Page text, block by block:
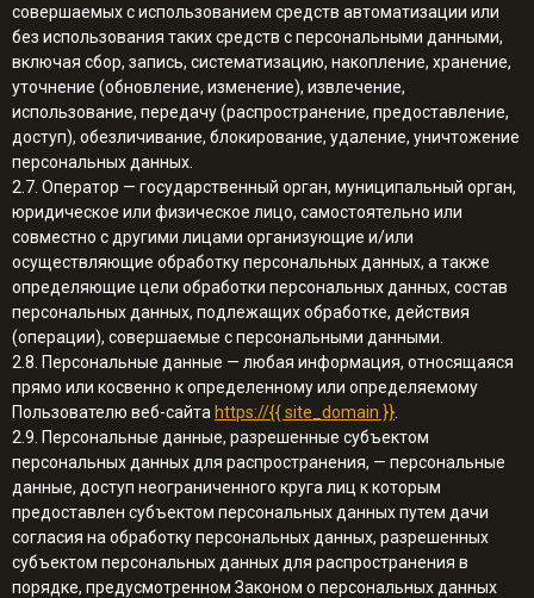
совершаемых с использованием средств автоматизации или
без использования таких средств с персональными данными,
включая сбор, запись, систематизацию, накопление, хранение,
уточнение (обновление, изменение), извлечение,
использование, передачу (распространение, предоставление,
доступ), обезличивание, блокирование, удаление, уничтожение
персональных данных.
2.7. Оператор — государственный орган, муниципальный орган,
юридическое или физическое лицо, самостоятельно или
совместно с другими лицами организующие и/или
осуществляющие обработку персональных данных, а также
определяющие цели обработки персональных данных, состав
персональных данных, подлежащих обработке, действия
(операции), совершаемые с персональными данными.
2.8. Персональные данные — любая информация, относящаяся
прямо или косвенно к определенному или определяемому
Пользователю веб-сайта https://{{ site_domain }}
2.9. Персональные данные, разрешенные субъектом
персональных данных для распространения, — персональные
данные, доступ неограниченного круга лиц к которым
предоставлен субъектом персональных данных путем дачи
согласия на обработку персональных данных, разрешенных
субъектом персональных данных для распространения в
порядке, предусмотренном Законом о персональных данных